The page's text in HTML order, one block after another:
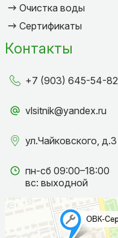
Очистка воды
Сертификаты
Контакты
+7 (903) 645-54-82
vlsitnik@yandex.ru
ул.Чайковского, д.3
пн-сб 09:00–18:00
вс: выходной